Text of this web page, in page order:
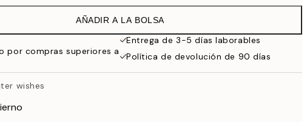
13 €
19,95 €
13,73 €
AÑADIR A LA BOLSA
Entrega de 3-5 días laborables
por compras superiores a
Política de devolución de 90 días
wishes